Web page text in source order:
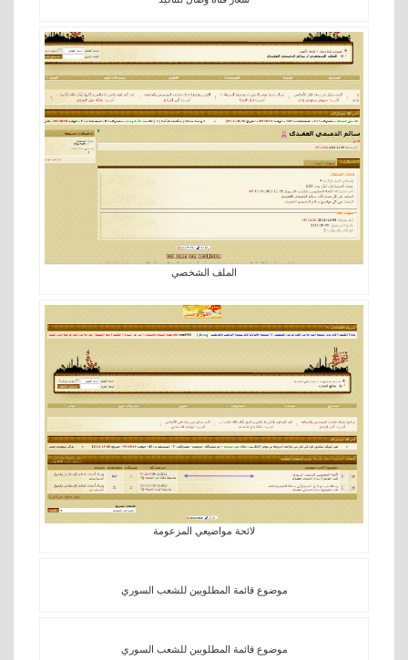
الملف الشخصي
لائحة مواضيعي المزعومة
موضوع قائمة المطلوبين للشعب السوري
موضوع قائمة المطلوبين للشعب السوري